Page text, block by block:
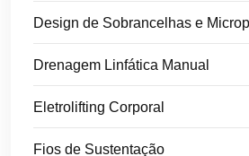
Design de Sobrancelhas e
Drenagem Linfática Manual
Eletrolifting Corporal
Fios de Sustentação